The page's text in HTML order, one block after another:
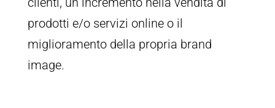
prodotti e/o servizi online o il
miglioramento della propria brand
image.